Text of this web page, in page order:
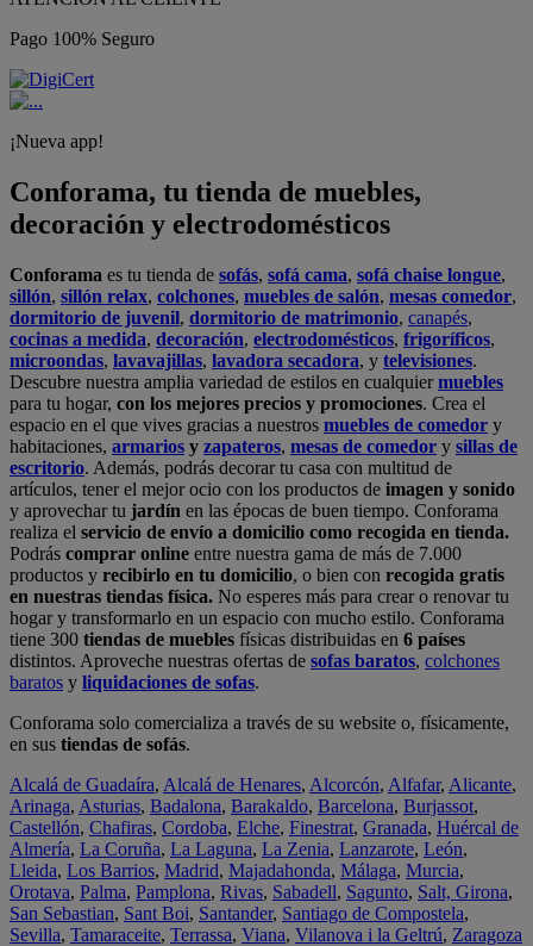
Pago 100% Seguro
¡Nueva app!
Conforama, tu tienda de muebles,
decoración y electrodomésticos
Conforama es tu tienda de sofás, sofá cama, sofá chaise longue,
sillón, sillón relax, colchones, muebles de salón, mesas comedor,
dormitorio de juvenil, dormitorio de matrimonio, canapés,
cocinas a medida, decoración, electrodomésticos, frigoríficos,
microondas, lavavajillas, lavadora secadora, y televisiones.
Descubre nuestra amplia variedad de estilos en cualquiermuebles
para tu hogar, con los mejores precios y promociones. Crea el
espacio en el que vives gracias a nuestros muebles de comedor y
habitaciones, armarios y zapateros, mesas de comedor y sillas de
escritorio. Además, podrás decorar tu casa con multitud de
artículos, tener el mejor ocio con los productos de imagen y sonido
y aprovechar tu jardín en las épocas de buen tiempo. Conforama
realiza el servicio de envío a domicilio como recogida en tienda.
Podrás comprar online entre nuestra gama de más de 7.000
productos y recibirlo en tu domicilio, o bien con recogida gratis
en nuestras tiendas física. No esperes más para crear o renovar tu
hogar y transformarlo en un espacio con mucho estilo. Conforama
tiene 300 tiendas de muebles físicas distribuidas en 6 países
distintos. Aproveche nuestras ofertas de sofas baratos, colchones
baratos y liquidaciones de sofas.
Conforama solo comercializa a través de su website o, físicamente,
en sus tiendas de sofás.
Alcalá de Guadaíra, Alcalá de Henares, Alcorcón, Alfafar, Alicante,
Arinaga, Asturias, Badalona, Barakaldo, Barcelona, Burjassot,
Castellón, Chafiras, Cordoba, Elche, Finestrat, Granada, Huércal de
Almería, La Coruña, La Laguna, La Zenia, Lanzarote, León,
Lleida, Los Barrios, Madrid, Majadahonda, Málaga, Murcia,
Orotava, Palma, Pamplona, Rivas, Sabadell, Sagunto, Salt, Girona,
San Sebastian, Sant Boi, Santander, Santiago de Compostela,
Sevilla, Tamaraceite, Terrassa, Viana, Vilanova i la Geltrú, Zaragoza